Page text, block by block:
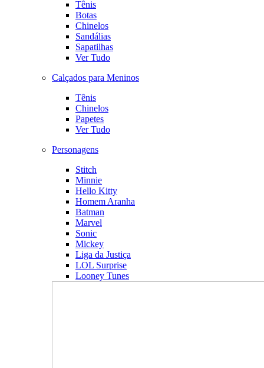
Tênis
Botas
Chinelos
Sandálias
Sapatilhas
Ver Tudo
Calçados para Meninos
Tênis
Chinelos
Papetes
Ver Tudo
Personagens
Stitch
Minnie
Hello Kitty
Homem Aranha
Batman
Marvel
Sonic
Mickey
Liga da Justiça
LOL Surprise
Looney Tunes